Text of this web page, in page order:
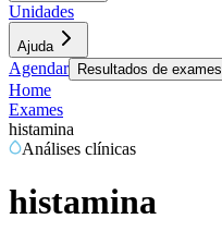
Unidades
Ajuda
Agendar Resultados de exames
Home
Exames
histamina
Análises clínicas
histamina